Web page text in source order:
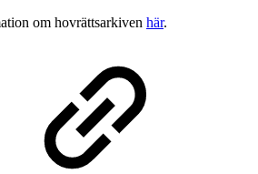
om hovrättsarkiven här.